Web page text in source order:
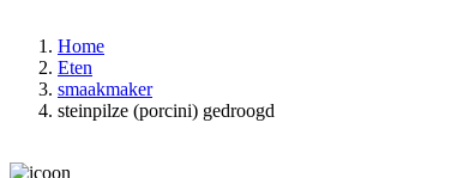
Home
Eten
smaakmaker
steinpilze (porcini) gedroogd